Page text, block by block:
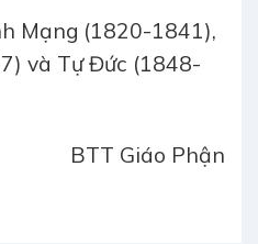
Mạng (1820-1841),
và Tự Đức (1848-
BTT Giáo Phận